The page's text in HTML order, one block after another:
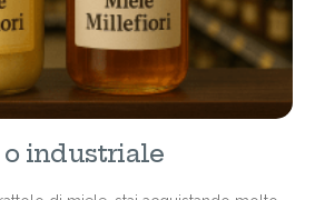
o industriale